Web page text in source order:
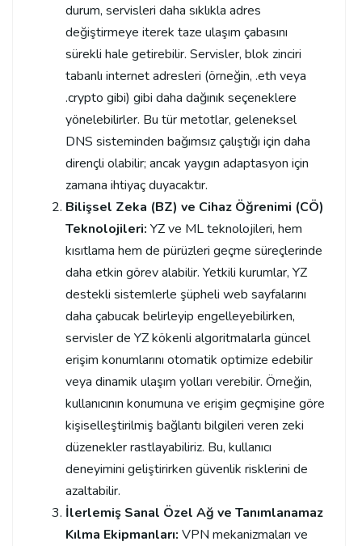
durum, servisleri daha sıklıkla adres
değiştirmeye iterek taze ulaşım çabasını
sürekli hale getirebilir. Servisler, blok zinciri
tabanlı internet adresleri (örneğin, .eth veya
.crypto gibi) gibi daha dağınık seçeneklere
yönelebilirler. Bu tür metotlar, geleneksel
DNS sisteminden bağımsız çalıştığı için daha
dirençli olabilir; ancak yaygın adaptasyon için
zamana ihtiyaç duyacaktır.
Bilişsel Zeka (BZ) ve Cihaz Öğrenimi (CÖ)
Teknolojileri: YZ ve ML teknolojileri, hem
kısıtlama hem de pürüzleri geçme süreçlerinde
daha etkin görev alabilir. Yetkili kurumlar, YZ
destekli sistemlerle şüpheli web sayfalarını
daha çabucak belirleyip engelleyebilirken,
servisler de YZ kökenli algoritmalarla güncel
erişim konumlarını otomatik optimize edebilir
veya dinamik ulaşım yolları verebilir. Örneğin,
kullanıcının konumuna ve erişim geçmişine göre
kişiselleştirilmiş bağlantı bilgileri veren zeki
düzenekler rastlayabiliriz. Bu, kullanıcı
deneyimini geliştirirken güvenlik risklerini de
azaltabilir.
İlerlemiş Sanal Özel Ağ ve Tanımlanamaz
Kılma Ekipmanları: VPN mekanizmaları ve